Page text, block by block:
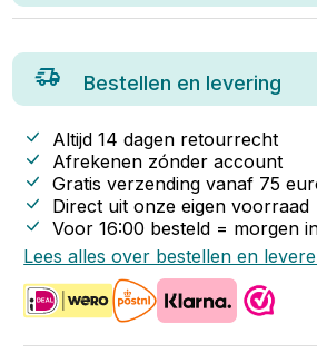
Bestellen en levering
Altijd 14 dagen retourrecht
Afrekenen zónder account
Gratis verzending vanaf 75
Direct uit onze eigen voorraad
Voor 16:00 besteld = morgen
Lees alles over bestellen en